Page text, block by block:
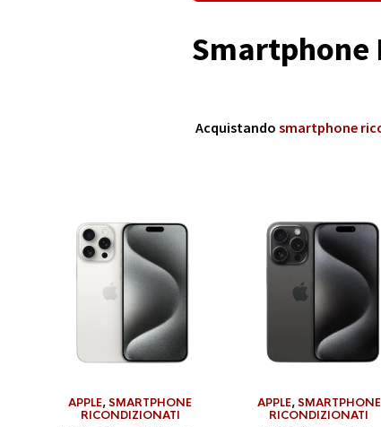
Smartphone
Acquistando smartphone
APPLE,SMARTPHONE
RICONDIZIONATI
APPLE,SMARTPHONE
RICONDIZIONATI